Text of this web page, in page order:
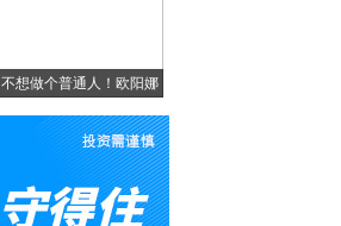
不想做个普通人！欧阳娜